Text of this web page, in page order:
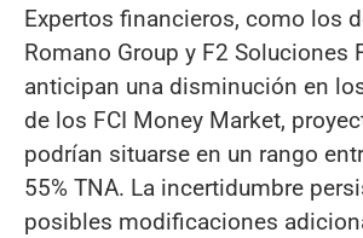
Expertos financieros, como los
Romano Group y F2 Soluciones
anticipan una disminución en
de los FCI Money Market,
podrían situarse en un rango
55% TNA. La incertidumbre
posibles modificaciones